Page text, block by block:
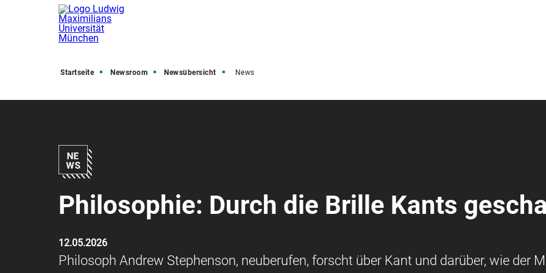
Startseite Newsroom Newsübersicht News
Philosophie: Durch die Brille Kants
12.05.2026
Philosoph Andrew Stephenson, neuberufen, forscht über Kant und darüber, wie der